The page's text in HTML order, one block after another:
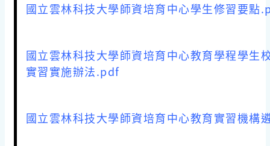
國立雲林科技大學師資培育中心學生修習要點
國立雲林科技大學師資培育中心教育學程學生
實習實施辦法.pdf
國立雲林科技大學師資培育中心教育實習機構